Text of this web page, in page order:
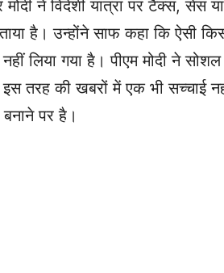
मोदी ने विदेशी यात्रा पर टैक्स, सेस
है। उन्होंने साफ कहा कि ऐसी
लिया गया है। पीएम मोदी ने
तरह की खबरों में एक भी सच्चाई
पर है।